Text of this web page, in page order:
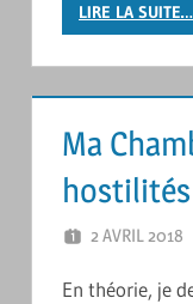
LIRE LA SUITE…
Ma
hostilités
2 AVRIL 2018
En théorie, je